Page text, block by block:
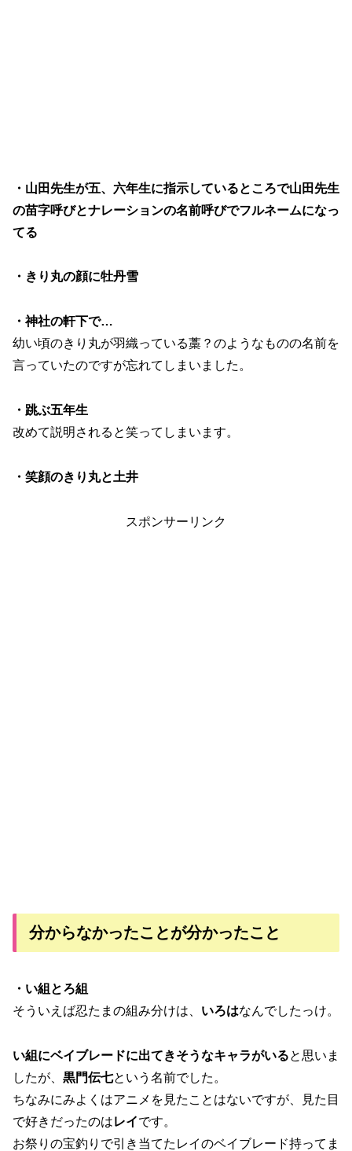
・山田先生が五、六年生に指示しているところで山田先生
の苗字呼びとナレーションの名前呼びでフルネームになっ
てる
・きり丸の顔に牡丹雪
・神社の軒下で…
幼い頃のきり丸が羽織っている藁？のようなものの名前を
言っていたのですが忘れてしまいました。
・跳ぶ五年生
改めて説明されると笑ってしまいます。
・笑顔のきり丸と土井
スポンサーリンク
分からなかったことが分かったこと
・い組とろ組
そういえば忍たまの組み分けは、 いろはなんでしたっけ。
い組にベイブレードに出てきそうなキャラがいると思いま
したが、 黒門伝七という名前でした。
ちなみにみよくはアニメを見たことはないですが、見た目
で好きだったのはレイです。
お祭りの宝釣りで引き当てたレイのベイブレード持ってま